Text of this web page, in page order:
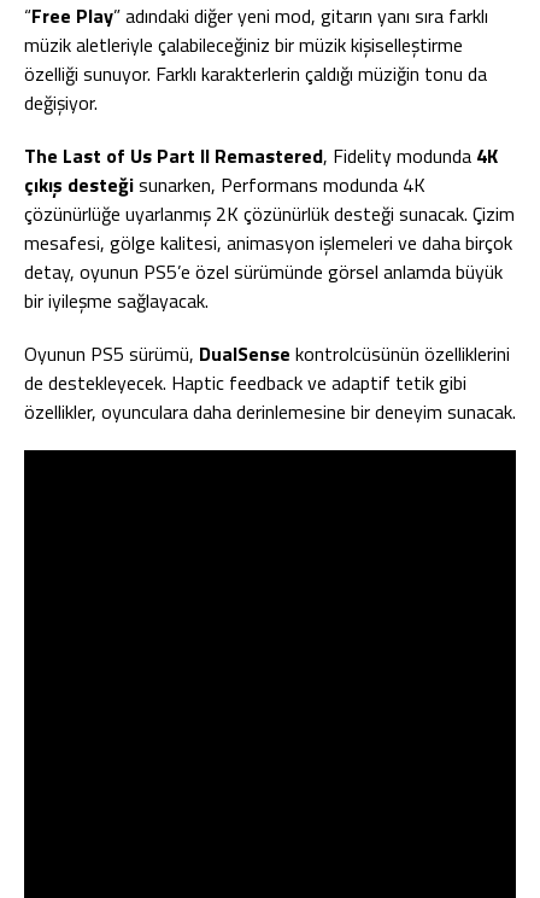
“Free Play” adındaki diğer yeni mod, gitarın yanı sıra farklı
müzik aletleriyle çalabileceğiniz bir müzik kişiselleştirme
özelliği sunuyor. Farklı karakterlerin çaldığı müziğin tonu da
değişiyor.
The Last of Us Part II Remastered, Fidelity modunda 4K
çıkış desteğisunarken, Performans modunda 4K
çözünürlüğe uyarlanmış 2K çözünürlük desteği sunacak. Çizim
mesafesi, gölge kalitesi, animasyon işlemeleri ve daha birçok
detay, oyunun PS5’e özel sürümünde görsel anlamda büyük
bir iyileşme sağlayacak.
Oyunun PS5 sürümü, DualSense kontrolcüsünün özelliklerini
de destekleyecek. Haptic feedback ve adaptif tetik gibi
özellikler, oyunculara daha derinlemesine bir deneyim sunacak.